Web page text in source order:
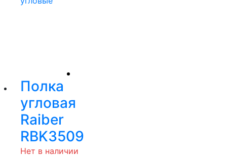
Полка
угловая
Raiber
RBK3509
Нет в наличии